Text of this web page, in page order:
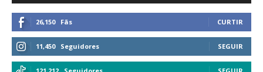
26,150 Fãs CURTIR
11,450 Seguidores SEGUIR